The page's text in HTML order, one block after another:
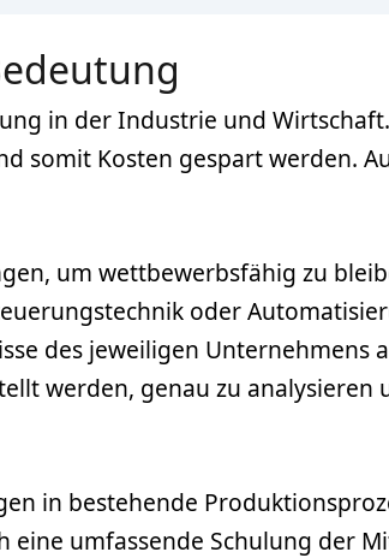
in der Industrie und
somit Kosten gespart werden.
um wettbewerbsfähig zu
oder
des jeweiligen Unternehmens
werden, genau zu analysieren
in bestehende
umfassende Schulung der